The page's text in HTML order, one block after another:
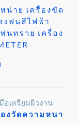
น่าย เครื่องขัด
งพ่นสีไฟฟ้า
พ่นทราย เครื่อง
เตรียมผิวงาน
องวัดความหนา